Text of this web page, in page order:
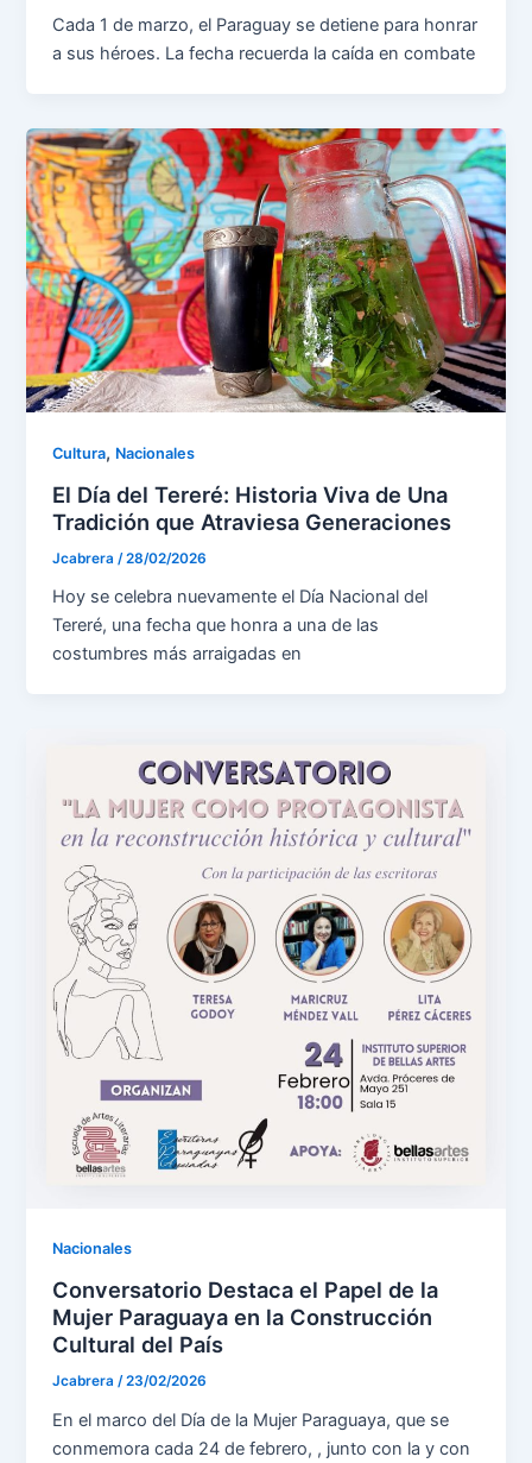
Cada 1 de marzo, el Paraguay se detiene para honrar
a sus héroes. La fecha recuerda la caída en combate
Cultura, Nacionales
El Día del Tereré: Historia Viva de Una
Tradición que Atraviesa Generaciones
Jcabrera /28/02/2026
Hoy se celebra nuevamente el Día Nacional del
Tereré, una fecha que honra a una de las
costumbres más arraigadas en
Nacionales
Conversatorio Destaca el Papel de la
Mujer Paraguaya en la Construcción
Cultural del País
Jcabrera/23/02/2026
En el marco del Día de la Mujer Paraguaya, que se
conmemora cada 24 de febrero, , junto con la y con